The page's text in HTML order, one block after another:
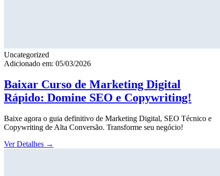
Uncategorized
Adicionado em: 05/03/2026
Baixar Curso de Marketing Digital
Rápido: Domine SEO e Copywriting!
Baixe agora o guia definitivo de Marketing Digital, SEO Técnico e
Copywriting de Alta Conversão. Transforme seu negócio!
Ver Detalhes →